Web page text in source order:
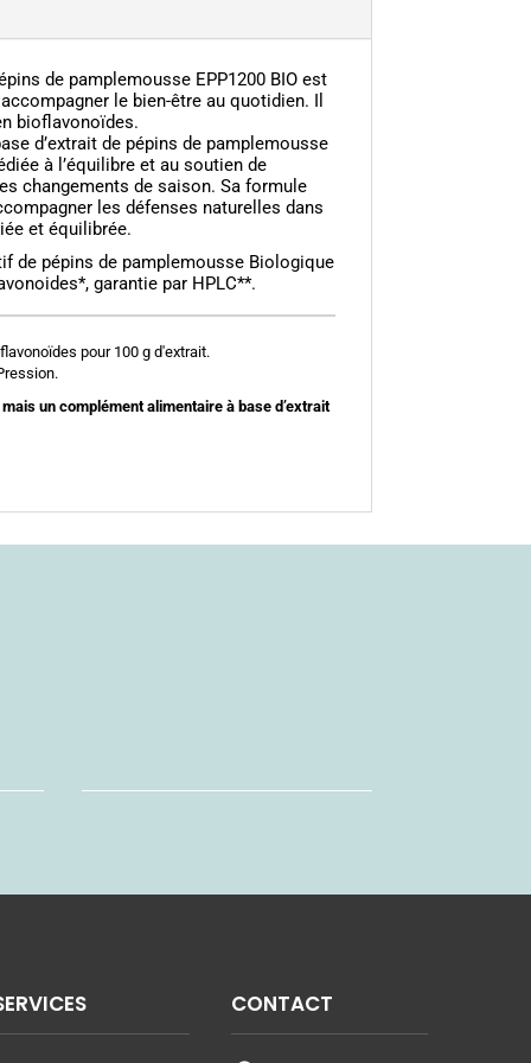
de pamplemousse EPP1200 BIO est
le bien-être au quotidien. Il
bioflavonoïdes.
d’extrait de pépins de pamplemousse
à l’équilibre et au soutien de
changements de saison. Sa formule
les défenses naturelles dans
et équilibrée.
de pépins de pamplemousse Biologique
garantie par HPLC**.
pour 100 g d'extrait.
un complément alimentaire à base d’extrait
CONTACT